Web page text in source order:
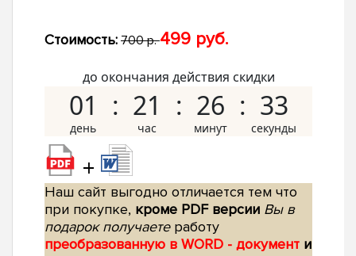
Стоимость: 700 р.499 руб.
до окончания действия скидки
01 21 26 32
+
Наш сайт выгодно отличается тем что
при покупке, кроме PDF версии Вы в
подарок получаетеработу
преобразованную в WORD - документ и